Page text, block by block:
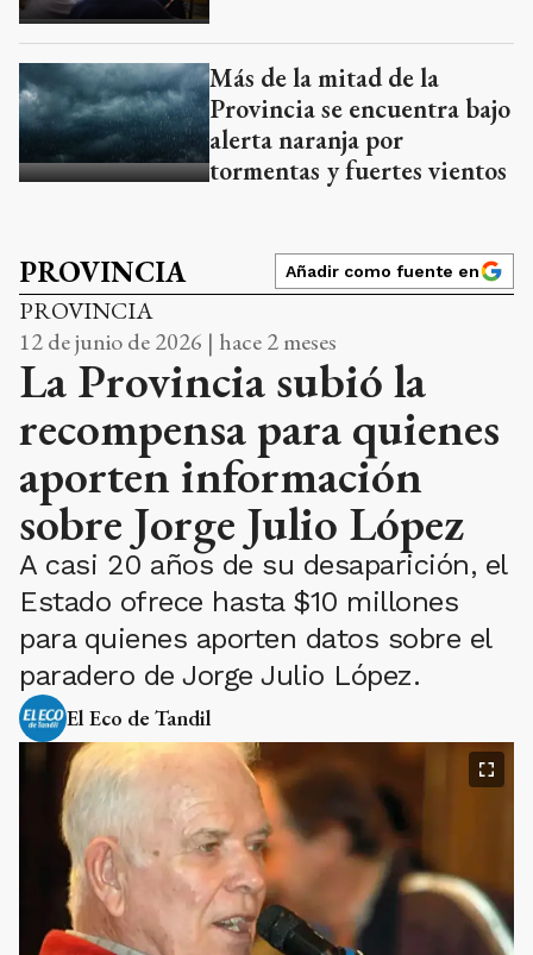
Más de la mitad de la
Provincia se encuentra bajo
alerta naranja por
tormentas y fuertes vientos
PROVINCIA Añadir como fuente en
PROVINCIA
12 de junio de 2026 | hace 2 meses
La Provincia subió la
recompensa para quienes
aporten información
sobre Jorge Julio López
A casi 20 años de su desaparición, el
Estado ofrece hasta $10 millones
para quienes aporten datos sobre el
paradero de Jorge Julio López.
El Eco de Tandil